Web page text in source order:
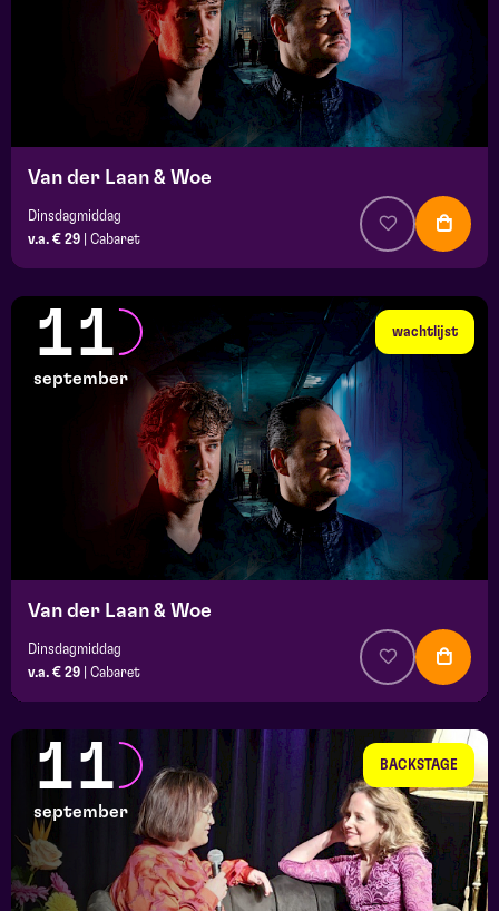
Van der Laan & Woe
Dinsdagmiddag
v.a. € 29
Cabaret
wachtlijst
11
september
Van der Laan & Woe
Dinsdagmiddag
v.a. € 29
Cabaret
BACKSTAGE
11
september